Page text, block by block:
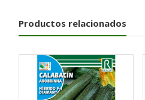
Productos relacionados